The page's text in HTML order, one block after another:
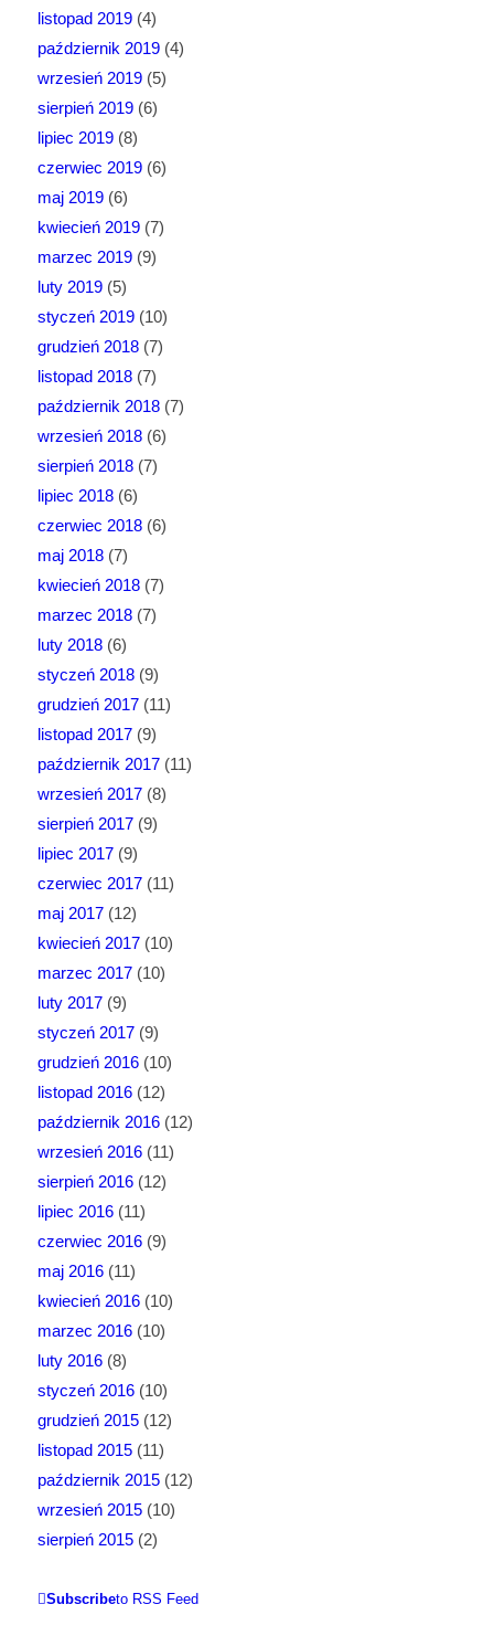
listopad 2019(4)
październik 2019(4)
wrzesień 2019(5)
sierpień 2019(6)
lipiec 2019(8)
czerwiec 2019(6)
maj 2019(6)
kwiecień 2019(7)
marzec 2019(9)
luty 2019(5)
styczeń 2019(10)
grudzień 2018(7)
listopad 2018(7)
październik 2018(7)
wrzesień 2018(6)
sierpień 2018(7)
lipiec 2018(6)
czerwiec 2018(6)
maj 2018(7)
kwiecień 2018(7)
marzec 2018(7)
luty 2018(6)
styczeń 2018(9)
grudzień 2017(11)
listopad 2017(9)
październik 2017(11)
wrzesień 2017(8)
sierpień 2017(9)
lipiec 2017(9)
czerwiec 2017(11)
maj 2017(12)
kwiecień 2017(10)
marzec 2017(10)
luty 2017(9)
styczeń 2017(9)
grudzień 2016(10)
listopad 2016(12)
październik 2016(12)
wrzesień 2016(11)
sierpień 2016(12)
lipiec 2016(11)
czerwiec 2016(9)
maj 2016(11)
kwiecień 2016(10)
marzec 2016(10)
luty 2016(8)
styczeń 2016(10)
grudzień 2015(12)
listopad 2015(11)
październik 2015(12)
wrzesień 2015(10)
sierpień 2015(2)
Subscribeto RSS Feed